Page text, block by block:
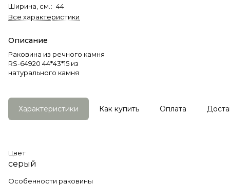
Ширина, см. : 44
Все характеристики
Описание
Раковина из речного камня
RS-64920 44*43*15 из
натурального камня
Характеристики Как купить Оплата
Цвет
серый
Особенности раковины